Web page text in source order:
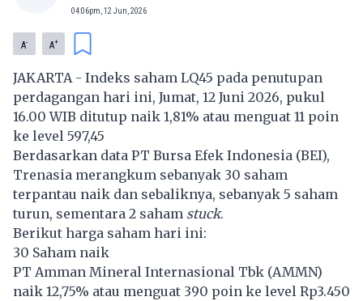
04:06pm, 12 Jun, 2026
A- A+
JAKARTA - Indeks saham LQ45 pada penutupan
perdagangan hari ini, Jumat, 12 Juni 2026, pukul
16.00 WIB ditutup naik 1,81% atau menguat 11 poin
ke level 597,45
Berdasarkan data PT Bursa Efek Indonesia (BEI),
Trenasia merangkum sebanyak 30 saham
terpantau naik dan sebaliknya, sebanyak 5 saham
turun, sementara 2 saham stuck.
Berikut harga saham hari ini:
30 Saham naik
PT Amman Mineral Internasional Tbk (AMMN)
naik 12,75% atau menguat 390 poin ke level Rp3.450